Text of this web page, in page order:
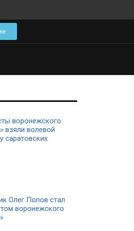
воронежского
взяли волевой
саратовских
Олег Попов стал
воронежского